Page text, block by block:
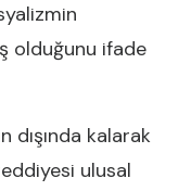
olduğunu ifade
dışında kalarak
ulusal